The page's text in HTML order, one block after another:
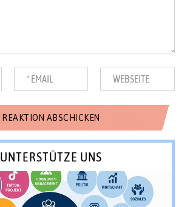
UNTERSTÜTZE UNS